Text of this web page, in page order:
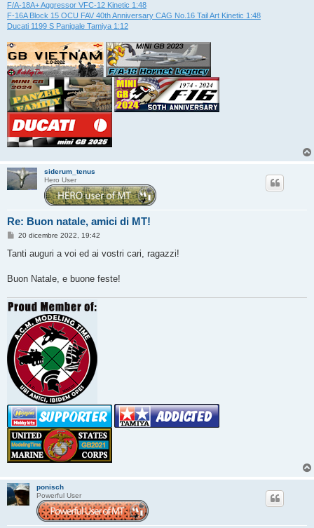
F/A-18A+ Aggressor VFC-12 Kinetic 1:48
F-16A Block 15 OCU FAV 40th Anniversary CAG No.16 Tail Art Kinetic 1:48
Ducati 1199 S Panigale Tamiya 1:12
siderum_tenus
Hero User
Re: Buon natale, amici di MT!
M
s
g
20 dicembre 2022, 19:42
Tanti auguri a voi ed ai vostri cari, ragazzi!
Buon Natale, e buone feste!
ponisch
Powerful User